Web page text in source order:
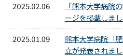
2025.02.06
「熊本大学病院
ージを掲載しま
2025.01.09
熊本大学病院「
立が発表されま